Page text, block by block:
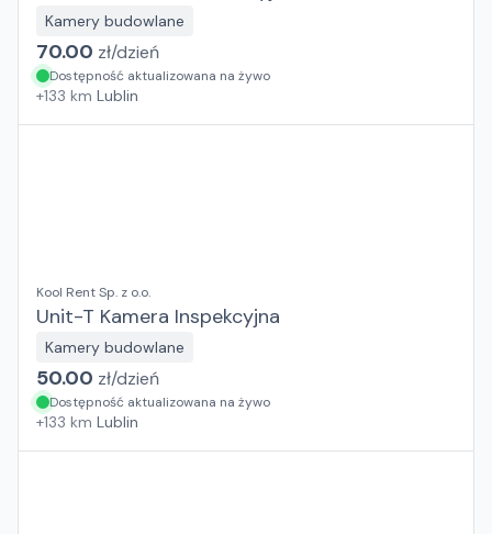
Kamery budowlane
70.00 zł/dzień
Dostępność aktualizowana na żywo
+133 km Lublin
Kool Rent Sp. z o.o.
Unit-T Kamera Inspekcyjna
Kamery budowlane
50.00 zł/dzień
Dostępność aktualizowana na żywo
+133 km Lublin